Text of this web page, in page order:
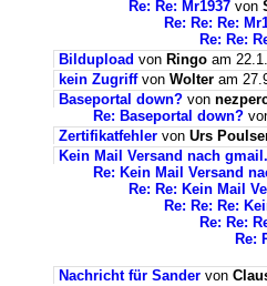
Re: Re: Mr1937 von
Re: Re: Re:
Re: Re:
Bildupload von Ringo am
kein Zugriffvon Wolter am
Baseportal down? von
Re: Baseportal down?
Zertifikatfehler von Urs
Kein Mail Versand nach
Re: Kein Mail Versand
Re: Re: Kein Mail
Re: Re: Re:
Re: Re:
Re:
Nachricht für Sander von